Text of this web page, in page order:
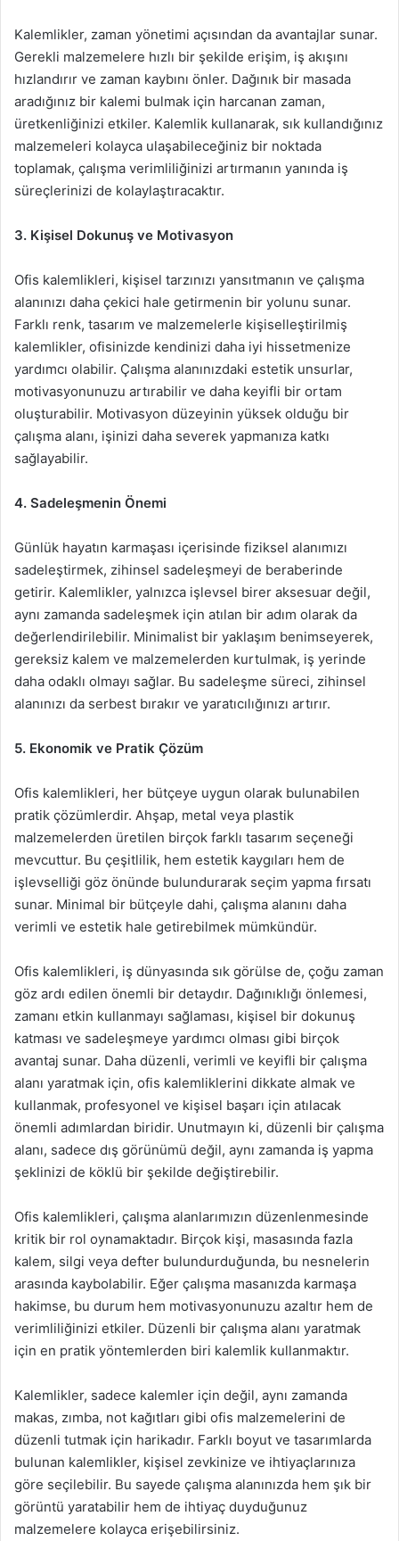
Kalemlikler, zaman yönetimi açısından da avantajlar sunar.
Gerekli malzemelere hızlı bir şekilde erişim, iş akışını
hızlandırır ve zaman kaybını önler. Dağınık bir masada
aradığınız bir kalemi bulmak için harcanan zaman,
üretkenliğinizi etkiler. Kalemlik kullanarak, sık kullandığınız
malzemeleri kolayca ulaşabileceğiniz bir noktada
toplamak, çalışma verimliliğinizi artırmanın yanında iş
süreçlerinizi de kolaylaştıracaktır.
3. Kişisel Dokunuş ve Motivasyon
Ofis kalemlikleri, kişisel tarzınızı yansıtmanın ve çalışma
alanınızı daha çekici hale getirmenin bir yolunu sunar.
Farklı renk, tasarım ve malzemelerle kişiselleştirilmiş
kalemlikler, ofisinizde kendinizi daha iyi hissetmenize
yardımcı olabilir. Çalışma alanınızdaki estetik unsurlar,
motivasyonunuzu artırabilir ve daha keyifli bir ortam
oluşturabilir. Motivasyon düzeyinin yüksek olduğu bir
çalışma alanı, işinizi daha severek yapmanıza katkı
sağlayabilir.
4. Sadeleşmenin Önemi
Günlük hayatın karmaşası içerisinde fiziksel alanımızı
sadeleştirmek, zihinsel sadeleşmeyi de beraberinde
getirir. Kalemlikler, yalnızca işlevsel birer aksesuar değil,
aynı zamanda sadeleşmek için atılan bir adım olarak da
değerlendirilebilir. Minimalist bir yaklaşım benimseyerek,
gereksiz kalem ve malzemelerden kurtulmak, iş yerinde
daha odaklı olmayı sağlar. Bu sadeleşme süreci, zihinsel
alanınızı da serbest bırakır ve yaratıcılığınızı artırır.
5. Ekonomik ve Pratik Çözüm
Ofis kalemlikleri, her bütçeye uygun olarak bulunabilen
pratik çözümlerdir. Ahşap, metal veya plastik
malzemelerden üretilen birçok farklı tasarım seçeneği
mevcuttur. Bu çeşitlilik, hem estetik kaygıları hem de
işlevselliği göz önünde bulundurarak seçim yapma fırsatı
sunar. Minimal bir bütçeyle dahi, çalışma alanını daha
verimli ve estetik hale getirebilmek mümkündür.
Ofis kalemlikleri, iş dünyasında sık görülse de, çoğu zaman
göz ardı edilen önemli bir detaydır. Dağınıklığı önlemesi,
zamanı etkin kullanmayı sağlaması, kişisel bir dokunuş
katması ve sadeleşmeye yardımcı olması gibi birçok
avantaj sunar. Daha düzenli, verimli ve keyifli bir çalışma
alanı yaratmak için, ofis kalemliklerini dikkate almak ve
kullanmak, profesyonel ve kişisel başarı için atılacak
önemli adımlardan biridir. Unutmayın ki, düzenli bir çalışma
alanı, sadece dış görünümü değil, aynı zamanda iş yapma
şeklinizi de köklü bir şekilde değiştirebilir.
Ofis kalemlikleri, çalışma alanlarımızın düzenlenmesinde
kritik bir rol oynamaktadır. Birçok kişi, masasında fazla
kalem, silgi veya defter bulundurduğunda, bu nesnelerin
arasında kaybolabilir. Eğer çalışma masanızda karmaşa
hakimse, bu durum hem motivasyonunuzu azaltır hem de
verimliliğinizi etkiler. Düzenli bir çalışma alanı yaratmak
için en pratik yöntemlerden biri kalemlik kullanmaktır.
Kalemlikler, sadece kalemler için değil, aynı zamanda
makas, zımba, not kağıtları gibi ofis malzemelerini de
düzenli tutmak için harikadır. Farklı boyut ve tasarımlarda
bulunan kalemlikler, kişisel zevkinize ve ihtiyaçlarınıza
göre seçilebilir. Bu sayede çalışma alanınızda hem şık bir
görüntü yaratabilir hem de ihtiyaç duyduğunuz
malzemelere kolayca erişebilirsiniz.